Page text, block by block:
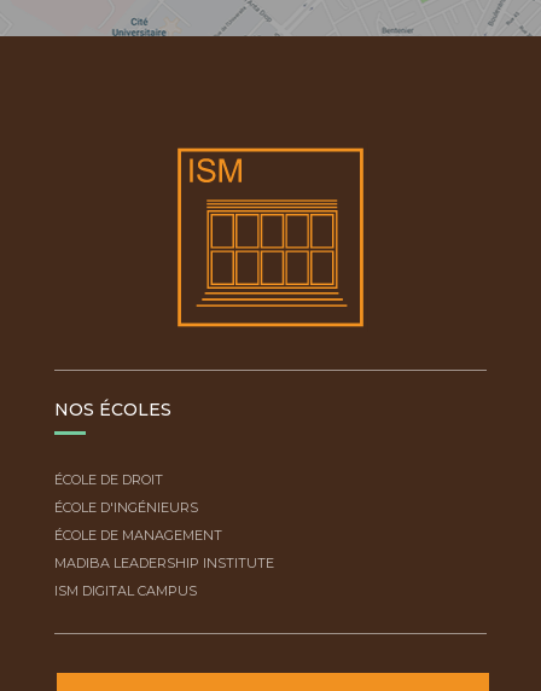
NOS ÉCOLES
ÉCOLE DE DROIT
ÉCOLE D'INGÉNIEURS
ÉCOLE DE MANAGEMENT
MADIBA LEADERSHIP INSTITUTE
ISM DIGITAL CAMPUS